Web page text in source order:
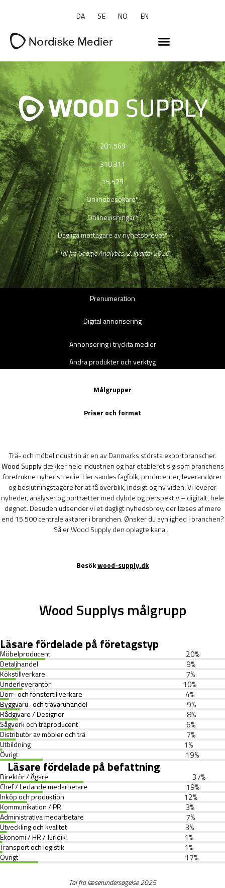
DA SE NO EN
201.569
310.311
15.529
Onlinebesökare*
Onlinevisningar*
Dagliga mottagare av nyhetsbrevet*
* Tal fra Google Analytics, 2. kvartal 2026
Prenumeration
Digital annonsering
Annonsering i tryckta medier
Andra produkter och verktyg
Målgrupper
Priser och format
Trä- och möbelindustrin är en av Danmarks största exportbranscher.
Wood Supplydækker hele industrien og har etableret sig som branchens
foretrukne nyhedsmedie. Her samles fagfolk, producenter, leverandører
og beslutningstagere for at få overblik, indsigt og ny viden. Vi leverer
nyheder, analyser og portrætter med dybde og perspektiv – digitalt, hele
døgnet. Desuden udsender vi et dagligt nyhedsbrev, der læses af mere
end 15.500 centrale aktører i branchen. Ønsker du synlighed i branchen?
Så er Wood Supply den oplagte kanal.
Besökwood-supply.dk
Wood Supplys målgrupp
Läsare fördelade på företagstyp
Möbelproducent 20%
Detaljhandel 9%
Kökstillverkare 7%
Underleverantör 10%
Dörr- och fönstertillverkare 4%
Byggvaru- och trävaruhandel 9%
Rådgivare / Designer 8%
Sågverk och träproducent 6%
Distributör av möbler och trä 7%
Utbildning 1%
Övrigt 19%
Läsare fördelade på befattning
Direktör / Ägare 37%
Chef / Ledande medarbetare 19%
Inköp och produktion 12%
Kommunikation / PR 3%
Administrativa medarbetare 7%
Utveckling och kvalitet 3%
Ekonomi / HR / Juridik 1%
Transport och logistik 1%
Övrigt 17%
Tal fra læserundersøgelse 2025